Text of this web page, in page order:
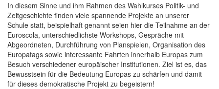
In diesem Sinne und ihm Rahmen des Wahlkurses Politik- und
Zeitgeschichte finden viele spannende Projekte an unserer
Schule statt, beispielhaft genannt seien hier die Teilnahme an der
Euroscola, unterschiedlichste Workshops, Gespräche mit
Abgeordneten, Durchführung von Planspielen, Organisation des
Europatags sowie interessante Fahrten innerhalb Europas zum
Besuch verschiedener europäischer Institutionen. Ziel ist es, das
Bewusstsein für die Bedeutung Europas zu schärfen und damit
für dieses demokratische Projekt zu begeistern!